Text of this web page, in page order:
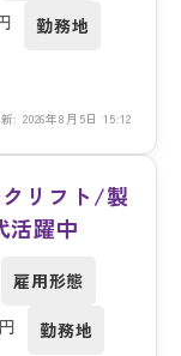
勤務地
: 2026年8月5日 15:12
リフト/製
躍中
雇用形態
勤務地